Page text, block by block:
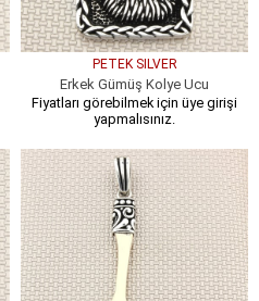
PETEK SILVER
Erkek Gümüş Kolye Ucu
Fiyatları görebilmek için üye girişi
yapmalısınız.